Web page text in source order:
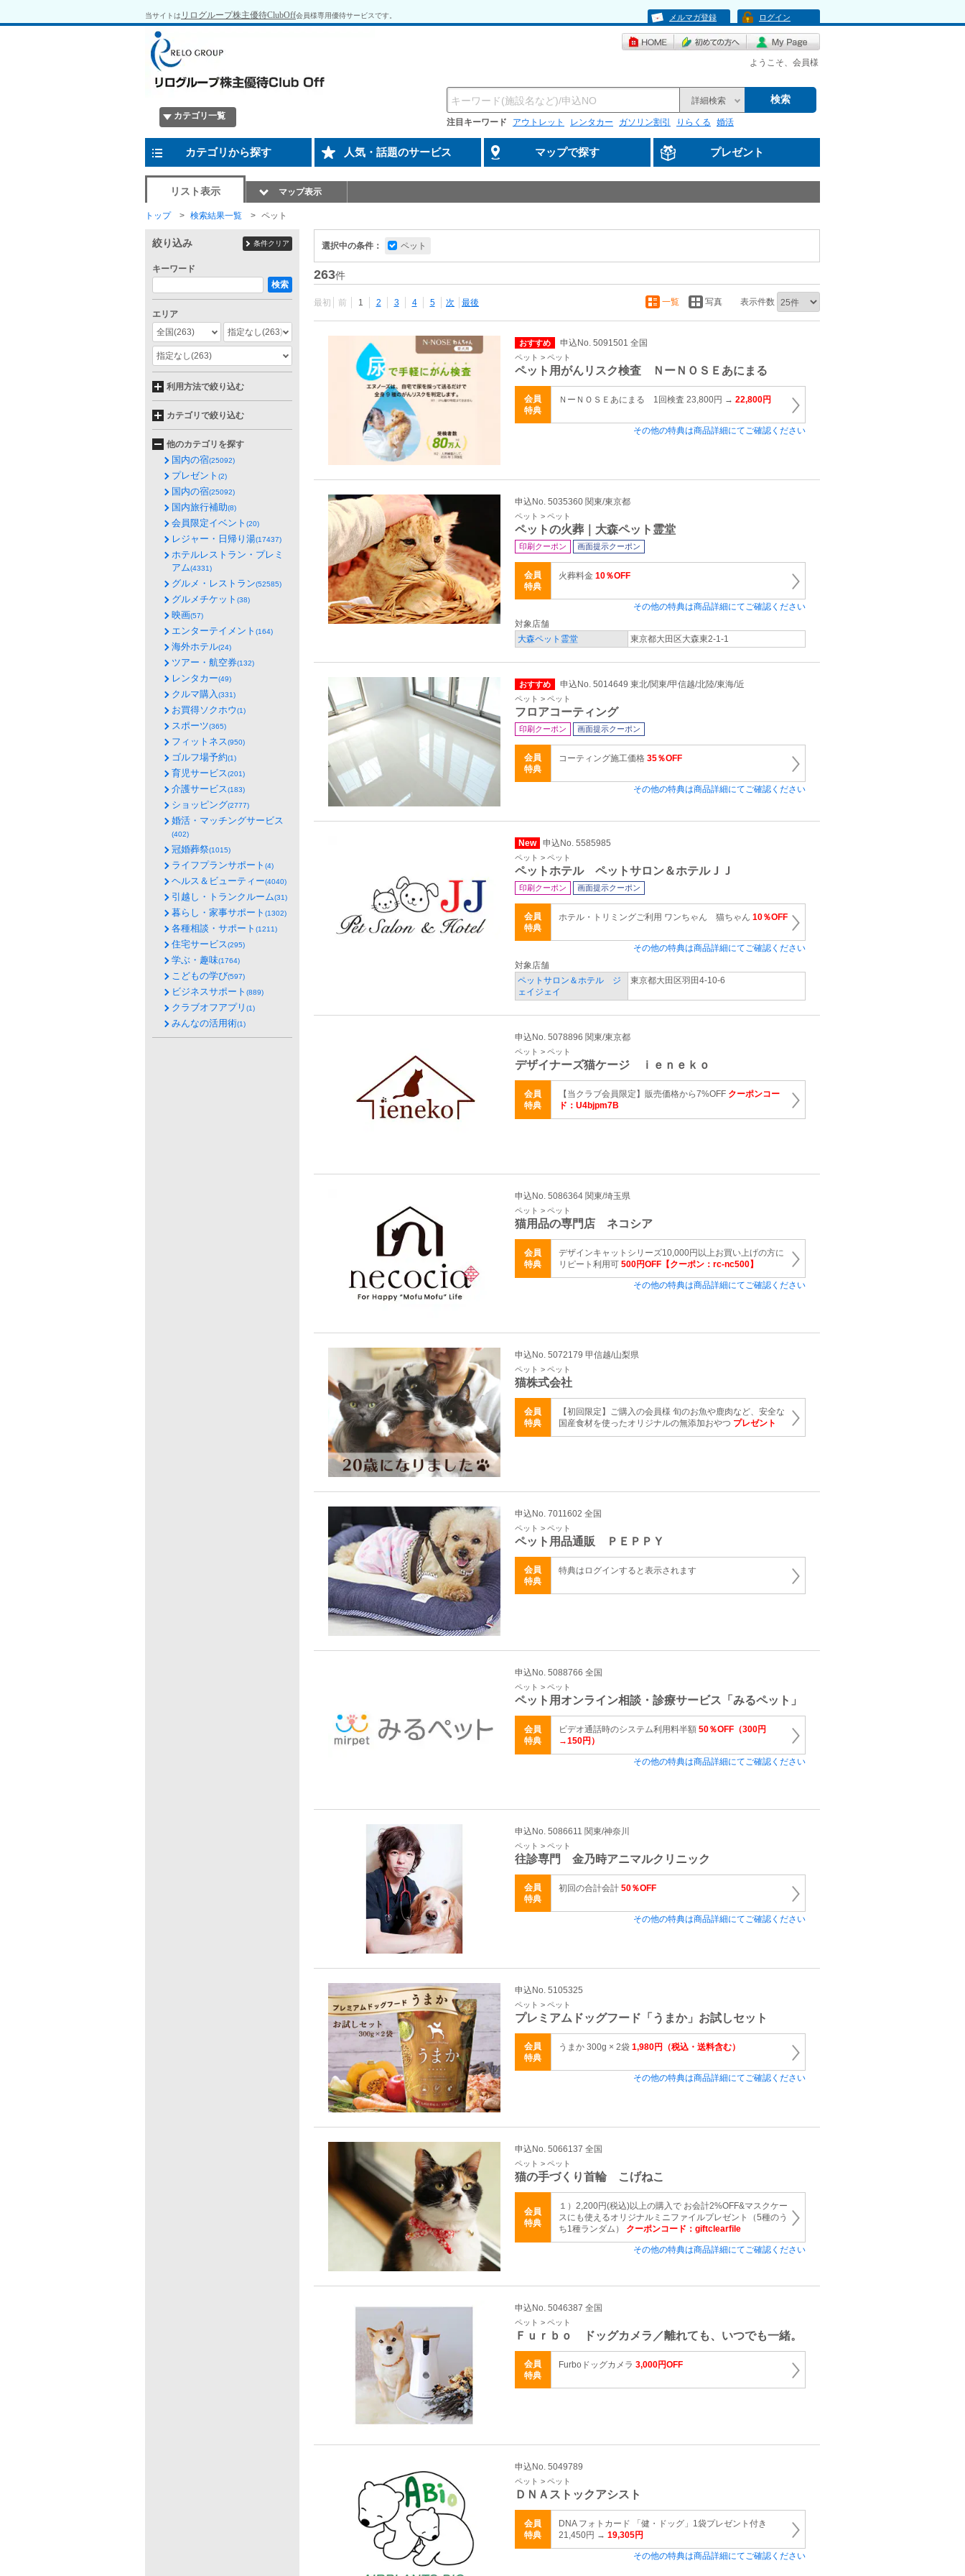
当サイトは リログループ株主優待ClubOff会員様専用優待サービスです。 メルマガ登録 ログイン
ようこそ、会員様
カテゴリ一覧
詳細検索 検索
注目キーワード アウトレット レンタカー ガソリン割引 りらくる 婚活
カテゴリから探す 人気・話題のサービス マップで探す プレゼント
リスト表示 マップ表示
トップ 検索結果一覧 ペット
選択中の条件： ペット
263件
最初 前 1 2 3 4 5 次 最後 一覧 写真 表示件数
おすすめ 申込No. 5091501 全国
ペット > ペット
ペット用がんリスク検査 ＮーＮＯＳＥあにまる
会員
特典
ＮーＮＯＳＥあにまる 1回検査 23,800円 → 22,800円
その他の特典は商品詳細にてご確認ください
申込No. 5035360 関東/東京都
ペット > ペット
ペットの火葬｜大森ペット霊堂
印刷クーポン 画面提示クーポン
会員
特典
火葬料金 10％OFF
その他の特典は商品詳細にてご確認ください
対象店舗
大森ペット霊堂
東京都大田区大森東2-1-1
おすすめ 申込No. 5014649 東北/関東/甲信越/北陸/東海/近
ペット > ペット
フロアコーティング
印刷クーポン 画面提示クーポン
会員
特典
コーティング施工価格 35％OFF
その他の特典は商品詳細にてご確認ください
New 申込No. 5585985
ペット > ペット
ペットホテル ペットサロン＆ホテルＪＪ
印刷クーポン 画面提示クーポン
会員
特典
ホテル・トリミングご利用 ワンちゃん 猫ちゃん 10％OFF
その他の特典は商品詳細にてご確認ください
対象店舗
ペットサロン＆ホテル ジ
ェイジェイ
東京都大田区羽田4-10-6
申込No. 5078896 関東/東京都
ペット > ペット
デザイナーズ猫ケージ ｉｅｎｅｋｏ
会員
特典
【当クラブ会員限定】販売価格から7%OFF クーポンコー
ド：U4bjpm7B
申込No. 5086364 関東/埼玉県
ペット > ペット
猫用品の専門店 ネコシア
会員
特典
デザインキャットシリーズ10,000円以上お買い上げの方に
リピート利用可 500円OFF【クーポン：rc-nc500】
その他の特典は商品詳細にてご確認ください
申込No. 5072179 甲信越/山梨県
ペット > ペット
猫株式会社
会員
特典
【初回限定】ご購入の会員様 旬のお魚や鹿肉など、安全な
国産食材を使ったオリジナルの無添加おやつ プレゼント
申込No. 7011602 全国
ペット > ペット
ペット用品通販 ＰＥＰＰＹ
会員
特典
特典はログインすると表示されます
申込No. 5088766 全国
ペット > ペット
ペット用オンライン相談・診療サービス「みるペット」
会員
特典
ビデオ通話時のシステム利用料半額 50％OFF（300円
→150円）
その他の特典は商品詳細にてご確認ください
申込No. 5086611 関東/神奈川
ペット > ペット
往診専門 金乃時アニマルクリニック
会員
特典
初回の合計会計 50％OFF
その他の特典は商品詳細にてご確認ください
申込No. 5105325
ペット > ペット
プレミアムドッグフード「うまか」お試しセット
会員
特典
うまか 300g × 2袋 1,980円（税込・送料含む）
その他の特典は商品詳細にてご確認ください
申込No. 5066137 全国
ペット > ペット
猫の手づくり首輪 こげねこ
会員
特典
１）2,200円(税込)以上の購入で お会計2%OFF&マスクケー
スにも使えるオリジナルミニファイルプレゼント（5種のう
ち1種ランダム） クーポンコード：giftclearfile
その他の特典は商品詳細にてご確認ください
申込No. 5046387 全国
ペット > ペット
Ｆｕｒｂｏ ドッグカメラ／離れても、いつでも一緒。
会員
特典
Furboドッグカメラ 3,000円OFF
申込No. 5049789
ペット > ペット
ＤＮＡストックアシスト
会員
特典
DNA フォトカード 「健・ドッグ」1袋プレゼント付き
21,450円 → 19,305円
その他の特典は商品詳細にてご確認ください
絞り込み 条件クリア
キーワード
検索
エリア
全国(263) 指定なし(263)
指定なし(263)
利用方法で絞り込む
カテゴリで絞り込む
他のカテゴリを探す
国内の宿(25092)
プレゼント (2)
国内の宿(25092)
国内旅行補助(8)
会員限定イベント (20)
レジャー・日帰り湯(17437)
ホテルレストラン・プレミ
アム(4331)
グルメ・レストラン(52585)
グルメチケット (38)
映画(57)
エンターテイメント (164)
海外ホテル(24)
ツアー・航空券(132)
レンタカー(49)
クルマ購入(331)
お買得ソクホウ(1)
スポーツ(365)
フィットネス(950)
ゴルフ場予約(1)
育児サービス(201)
介護サービス(183)
ショッピング(2777)
婚活・マッチングサービス
(402)
冠婚葬祭(1015)
ライフプランサポート (4)
ヘルス＆ビューティー(4040)
引越し・トランクルーム(31)
暮らし・家事サポート (1302)
各種相談・サポート (1211)
住宅サービス(295)
学ぶ・趣味(1764)
こどもの学び(597)
ビジネスサポート (889)
クラブオフアプリ (1)
みんなの活用術(1)